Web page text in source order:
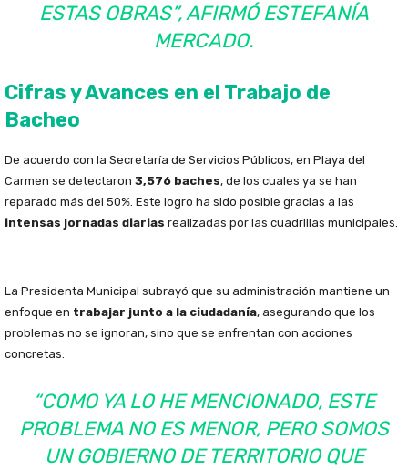
ESTAS OBRAS”, AFIRMÓ ESTEFANÍA
MERCADO.
Cifras y Avances en el Trabajo de
Bacheo
De acuerdo con la Secretaría de Servicios Públicos, en Playa del
Carmen se detectaron 3,576 baches, de los cuales ya se han
reparado más del 50%. Este logro ha sido posible gracias a las
intensas jornadas diarias realizadas por las cuadrillas municipales.
La Presidenta Municipal subrayó que su administración mantiene un
enfoque en trabajar junto a la ciudadanía, asegurando que los
problemas no se ignoran, sino que se enfrentan con acciones
concretas:
“COMO YA LO HE MENCIONADO, ESTE
PROBLEMA NO ES MENOR, PERO SOMOS
UN GOBIERNO DE TERRITORIO QUE